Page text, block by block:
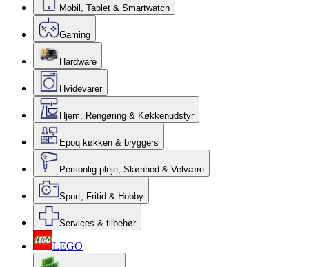
Mobil, Tablet & Smartwatch
Gaming
Hardware
Hvidevarer
Hjem, Rengøring & Køkkenudstyr
Epoq køkken & bryggers
Personlig pleje, Skønhed & Velvære
Sport, Fritid & Hobby
Services & tilbehør
LEGO